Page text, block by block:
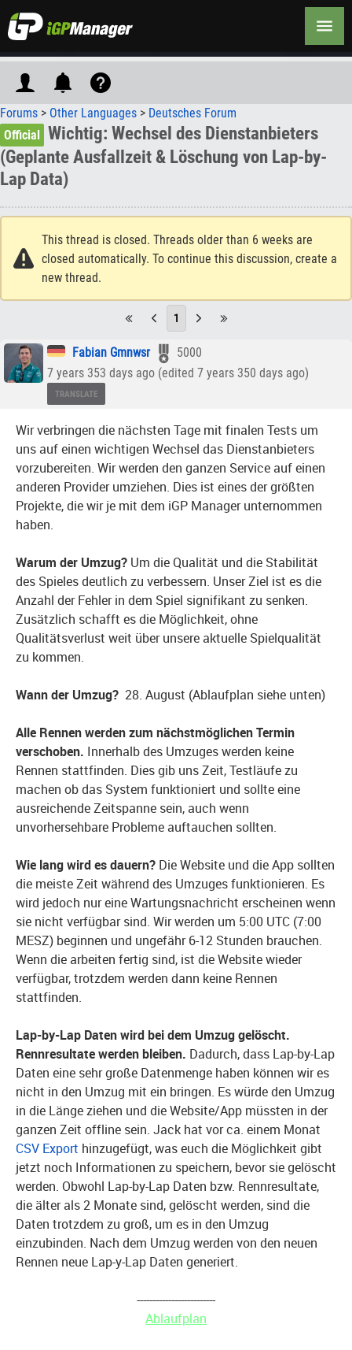
Forums > Other Languages > Deutsches Forum
Official Wichtig: Wechsel des Dienstanbieters
(Geplante Ausfallzeit & Löschung von Lap-by-
Lap Data)
This thread is closed. Threads older than 6 weeks are
closed automatically. To continue this discussion, create a
new thread.
1
Fabian Gmnwsr
5000
7 years 353 days ago (edited 7 years 350 days ago)
TRANSLATE
Wir verbringen die nächsten Tage mit finalen Tests um
uns auf einen wichtigen Wechsel das Dienstanbieters
vorzubereiten. Wir werden den ganzen Service auf einen
anderen Provider umziehen. Dies ist eines der größten
Projekte, die wir je mit dem iGP Manager unternommen
haben.
Warum der Umzug? Um die Qualität und die Stabilität
des Spieles deutlich zu verbessern. Unser Ziel ist es die
Anzahl der Fehler in dem Spiel signifikant zu senken.
Zusätzlich schafft es die Möglichkeit, ohne
Qualitätsverlust weit über unsere aktuelle Spielqualität
zu kommen.
Wann der Umzug? 28. August (Ablaufplan siehe unten)
Alle Rennen werden zum nächstmöglichen Termin
verschoben. Innerhalb des Umzuges werden keine
Rennen stattfinden. Dies gib uns Zeit, Testläufe zu
machen ob das System funktioniert und sollte eine
ausreichende Zeitspanne sein, auch wenn
unvorhersehbare Probleme auftauchen sollten.
Wie lang wird es dauern? Die Website und die App sollten
die meiste Zeit während des Umzuges funktionieren. Es
wird jedoch nur eine Wartungsnachricht erscheinen wenn
sie nicht verfügbar sind. Wir werden um 5:00 UTC (7:00
MESZ) beginnen und ungefähr 6-12 Stunden brauchen.
Wenn die arbeiten fertig sind, ist die Website wieder
verfügbar, trotzdem werden dann keine Rennen
stattfinden.
Lap-by-Lap Daten wird bei dem Umzug gelöscht.
Rennresultate werden bleiben. Dadurch, dass Lap-by-Lap
Daten eine sehr große Datenmenge haben können wir es
nicht in den Umzug mit ein bringen. Es würde den Umzug
in die Länge ziehen und die Website/App müssten in der
ganzen Zeit offline sein. Jack hat vor ca. einem Monat
CSV Export hinzugefügt, was euch die Möglichkeit gibt
jetzt noch Informationen zu speichern, bevor sie gelöscht
werden. Obwohl Lap-by-Lap Daten bzw. Rennresultate,
die älter als 2 Monate sind, gelöscht werden, sind die
Daten trotzdem zu groß, um es in den Umzug
einzubinden. Nach dem Umzug werden von den neuen
Rennen neue Lap-y-Lap Daten generiert.
-------------------------
Ablaufplan